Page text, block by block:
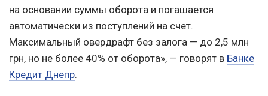
на основании суммы оборота и погашается
автоматически из поступлений на счет.
Максимальный овердрафт без залога — до 2,5 млн
грн, но не более 40% от оборота», — говорят в Банке
Кредит Днепр.